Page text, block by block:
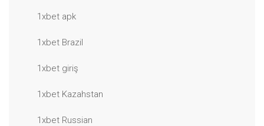
1xbet apk
1xbet Brazil
1xbet giriş
1xbet Kazahstan
1xbet Russian